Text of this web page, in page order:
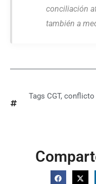
conciliación
también a
Tags CGT, conflicto